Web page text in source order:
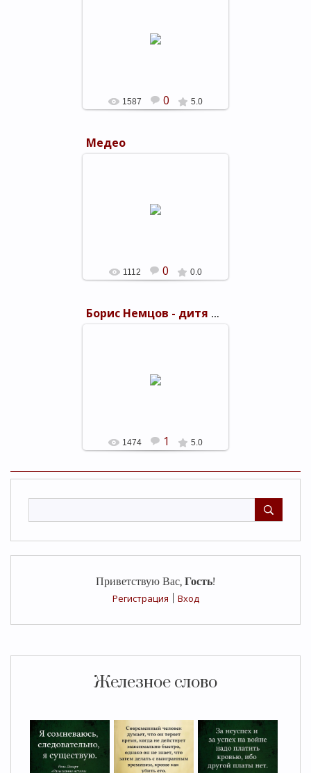
Приветствую Вас, Гость!
Регистрация
Вход
Железное слово
1587 0 5.0
Медео
1112 0 0.0
Борис Немцов - дитя благих намерений
1474 1 5.0